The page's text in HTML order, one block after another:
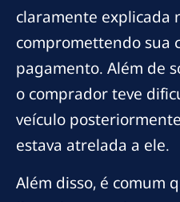
claramente explicada
compromettendo sua
pagamento. Além de
o comprador teve
veículo
estava atrelada a ele.
Além disso, é comum